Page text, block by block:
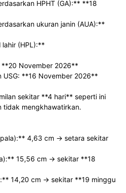
HPHT (GA):** **18
ukuran janin (AUA):**
(HPL):**
**20 November 2026**
USG: **16 November 2026**
sekitar **4 hari** seperti ini
tidak mengkhawatirkan.
4,63 cm → setara sekitar
15,56 cm → sekitar **18
14,20 cm → sekitar **19 minggu